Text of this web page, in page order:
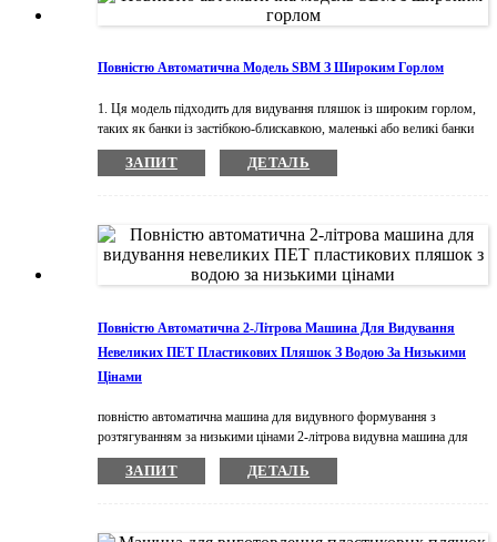
Повністю Автоматична Модель SBM З Широким Горлом
1. Ця модель підходить для видування пляшок із широким горлом,
таких як банки із застібкою-блискавкою, маленькі або великі банки
тощо. 2. Преформа ретельно проникає та рівномірно та стабільно
нагрівається оптимізованими інфрачервоними лампами.3. Машина
автоматизація та інтелект.5. Блок відновлення газу високого тиску
може бути розроблений і використаний для руху низького
тиску.6.HMI з ПЛК робить роботу легкою та простою
ЗАПИТ ДЕТАЛЬ
Повністю Автоматична 2-Літрова Машина Для Видування
Невеликих ПЕТ Пластикових Пляшок З Водою За Низькими
Цінами
повністю автоматична машина для видувного формування з
розтягуванням за низькими цінами 2-літрова видувна машина для
виготовлення пластикових пляшок мінеральної води для невеликих
домашніх тварин Серія FA — це стабільна двоступенева автоматична
(пластикові пляшки 750 мл), пластикова пляшка максимальним
ЗАПИТ ДЕТАЛЬ